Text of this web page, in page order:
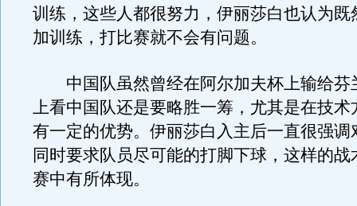
训练，这些人都很努力，伊丽莎白也认为既
加训练，打比赛就不会有问题。
中国队虽然曾经在阿尔加夫杯上输给芬
上看中国队还是要略胜一筹，尤其是在技术
有一定的优势。伊丽莎白入主后一直很强调
同时要求队员尽可能的打脚下球，这样的战
赛中有所体现。